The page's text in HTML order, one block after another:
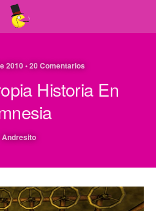
2010 • 20 Comentarios
Historia En
Andresito